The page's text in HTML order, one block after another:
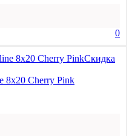
0
Скидка
8x20 Cherry Pink